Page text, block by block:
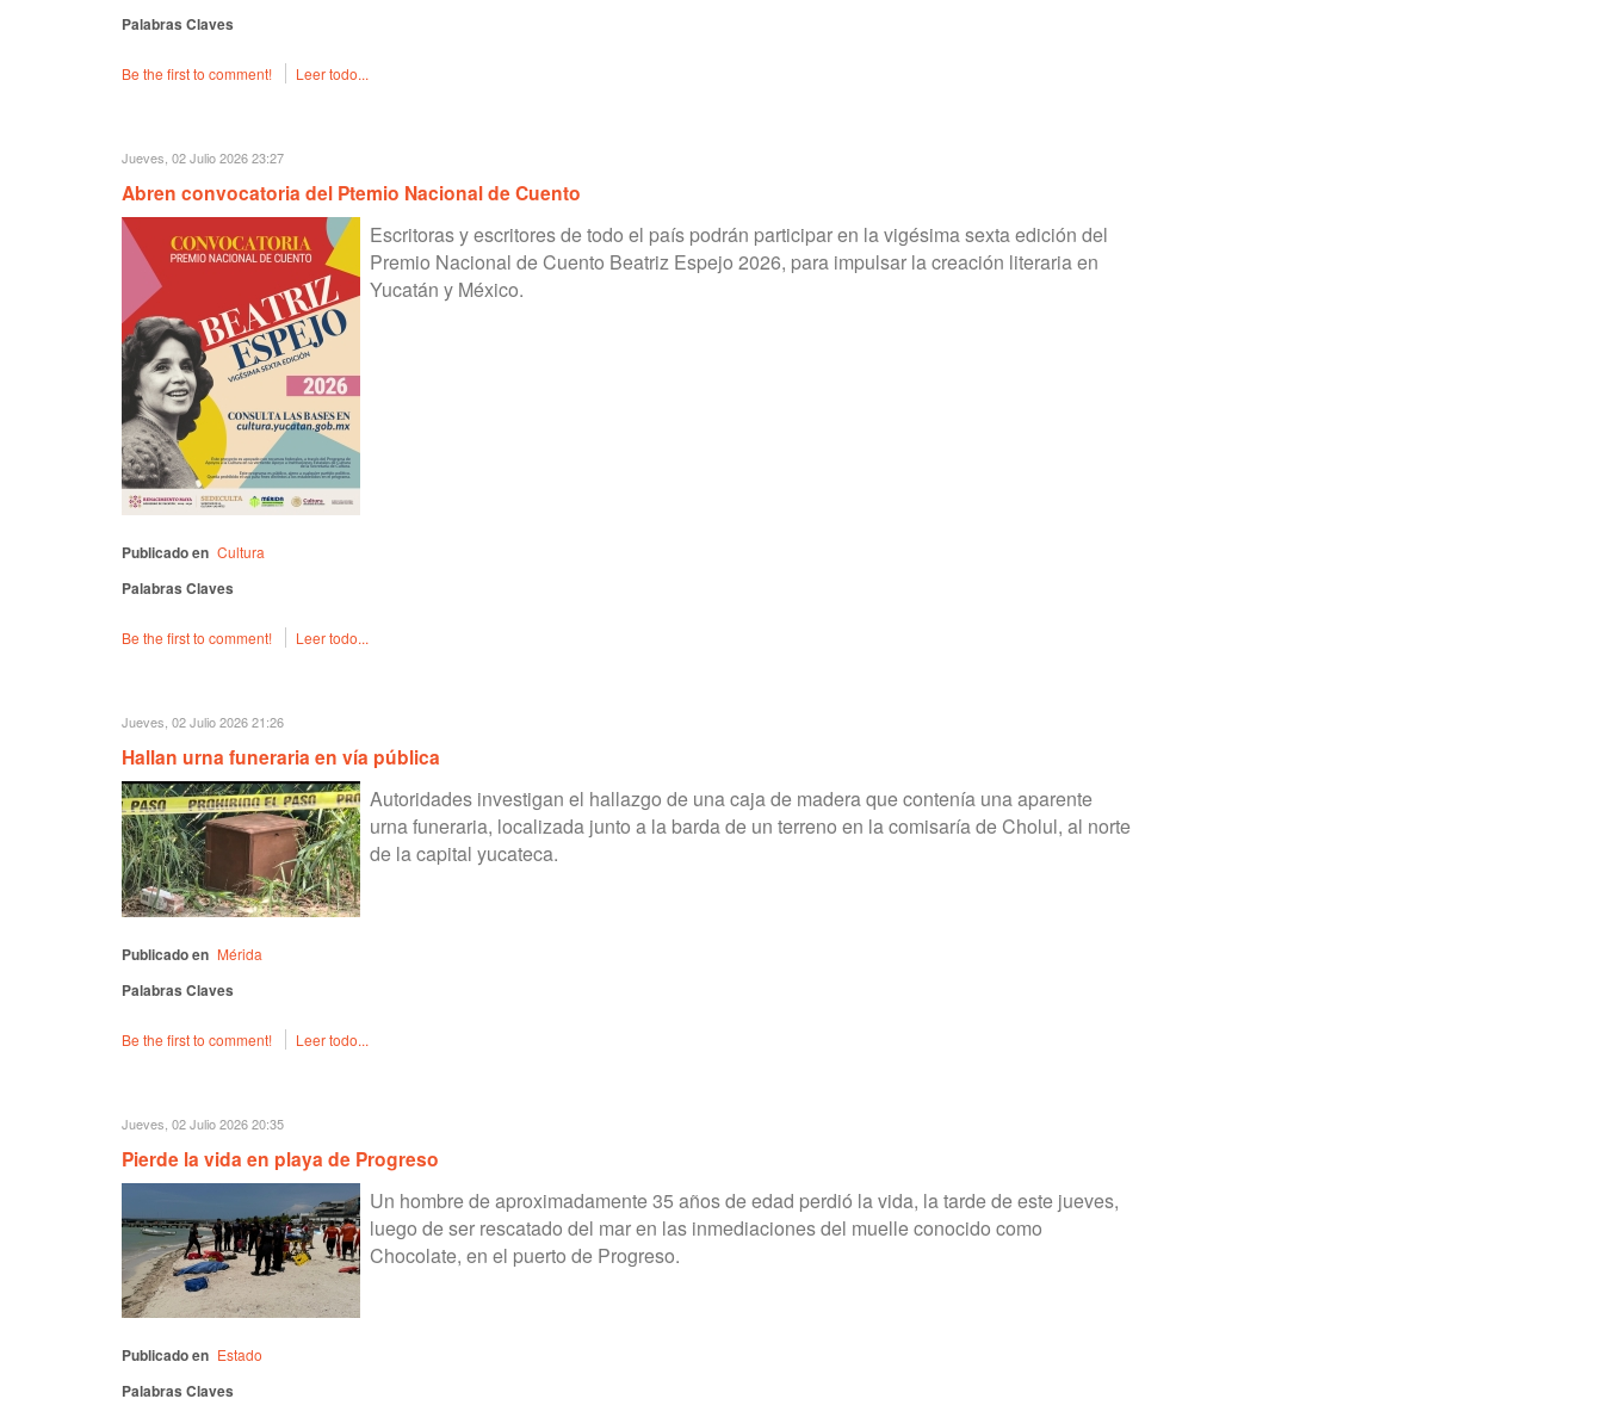
Palabras Claves
Be the first to comment! Leer todo...
Jueves, 02 Julio 2026 23:27
Abren convocatoria del Ptemio Nacional de Cuento
Escritoras y escritores de todo el país podrán participar en la vigésima sexta edición del
Premio Nacional de Cuento Beatriz Espejo 2026, para impulsar la creación literaria en
Yucatán y México.
Publicado en Cultura
Palabras Claves
Be the first to comment! Leer todo...
Jueves, 02 Julio 2026 21:26
Hallan urna funeraria en vía pública
Autoridades investigan el hallazgo de una caja de madera que contenía una aparente
urna funeraria, localizada junto a la barda de un terreno en la comisaría de Cholul, al norte
de la capital yucateca.
Publicado en Mérida
Palabras Claves
Be the first to comment! Leer todo...
Jueves, 02 Julio 2026 20:35
Pierde la vida en playa de Progreso
Un hombre de aproximadamente 35 años de edad perdió la vida, la tarde de este jueves,
luego de ser rescatado del mar en las inmediaciones del muelle conocido como
Chocolate, en el puerto de Progreso.
Publicado en Estado
Palabras Claves